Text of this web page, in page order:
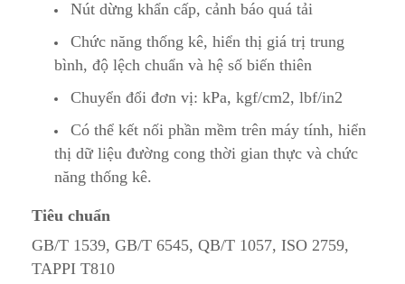
Nút dừng khẩn cấp, cảnh báo quá tải
Chức năng thống kê, hiển thị giá trị trung
bình, độ lệch chuẩn và hệ số biến thiên
Chuyển đổi đơn vị: kPa, kgf/cm2, lbf/in2
Có thể kết nối phần mềm trên máy tính, hiển
thị dữ liệu đường cong thời gian thực và chức
năng thống kê.
Tiêu chuẩn
GB/T 1539, GB/T 6545, QB/T 1057, ISO 2759,
TAPPI T810